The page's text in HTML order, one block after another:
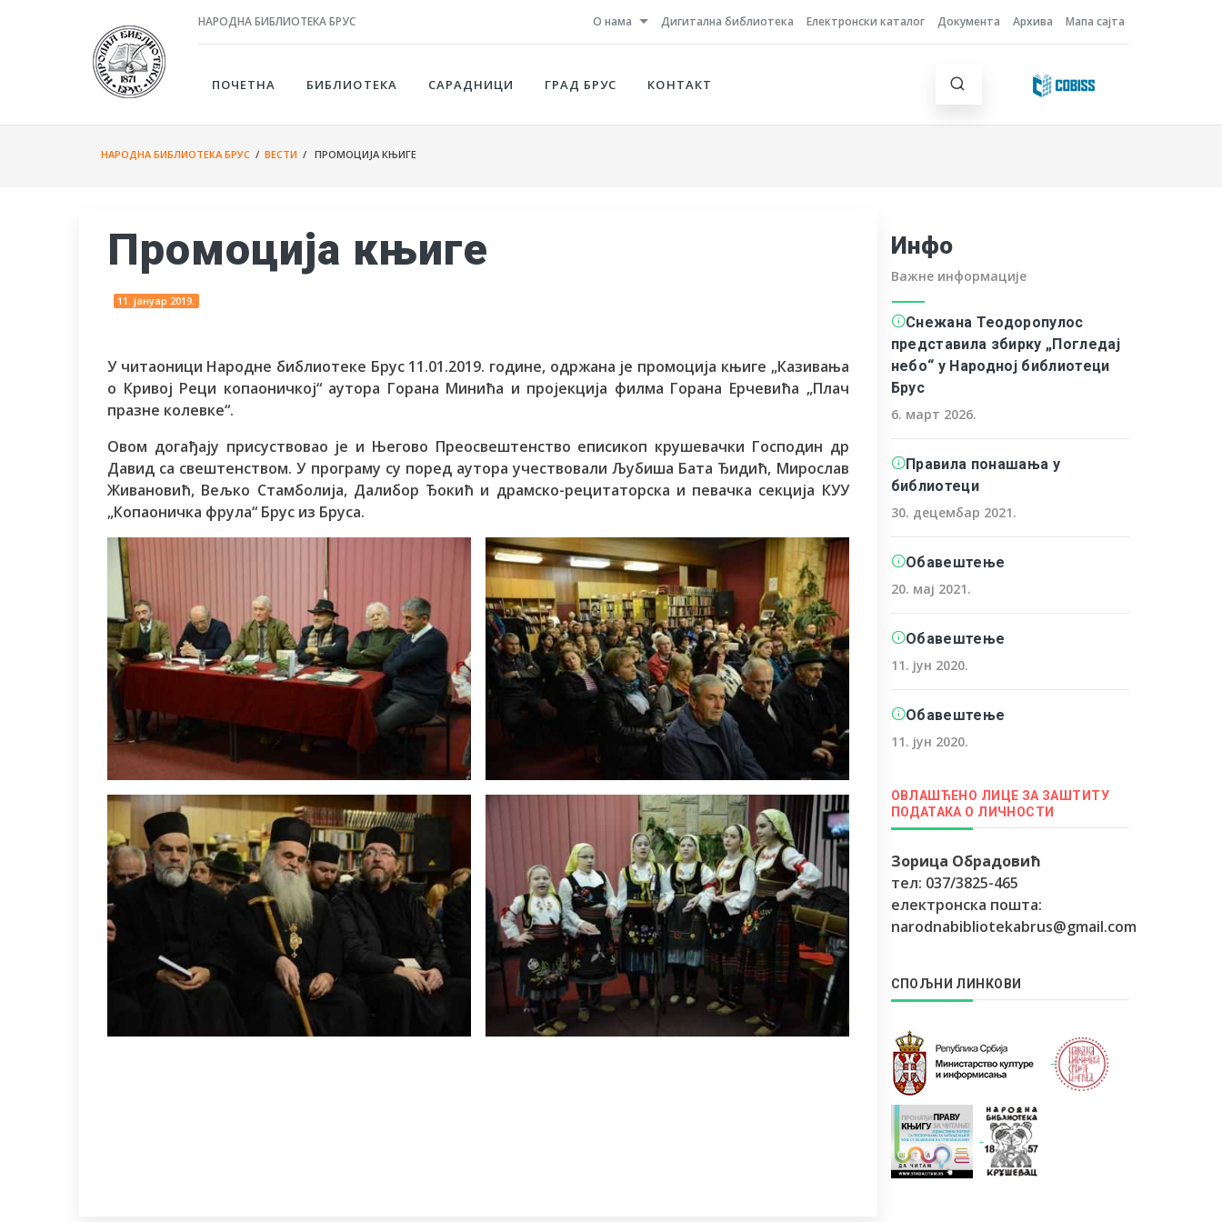
НАРОДНА БИБЛИОТЕКА БРУС О нама Дигитална библиотека Електронски каталог Документа Архива Мапа сајта
ПОЧЕТНА БИБЛИОТЕКА САРАДНИЦИ ГРАД БРУС КОНТАКТ
НАРОДНА БИБЛИОТЕКА БРУС / ВЕСТИ / ПРОМОЦИЈА КЊИГЕ
Промоција књиге
11. јануар 2019.
У читаоници Народне библиотеке Брус 11.01.2019. године, одржана је промоција књиге „Казивања
о Кривој Реци копаоничкој“ аутора Горана Минића и пројекција филма Горана Ерчевића „Плач
празне колевке“.
Овом догађају присуствовао је и Његово Преосвештенство еписикоп крушевачки Господин др
Давид са свештенством. У програму су поред аутора учествовали Љубиша Бата Ђидић, Мирослав
Живановић, Вељко Стамболија, Далибор Ђокић и драмско-рецитаторска и певачка секција КУУ
„Копаоничка фрула“ Брус из Бруса.
Инфо
Важне информације
Снежана Теодоропулос
представила збирку „Погледај
небо“ у Народној библиотеци
Брус
6. март 2026.
Правила понашања у
библиотеци
30. децембар 2021.
Обавештење
20. мај 2021.
Обавештење
11. јун 2020.
Обавештење
11. јун 2020.
ОВЛАШЋЕНО ЛИЦЕ ЗА ЗАШТИТУ
ПОДАТАКА О ЛИЧНОСТИ
Зорица Обрадовић
тел: 037/3825-465
електронска пошта:
narodnabibliotekabrus@gmail.com
СПОЉНИ ЛИНКОВИ